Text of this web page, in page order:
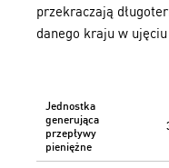
przekraczają
danego kraju w
Jednostka
generująca
przepływy
pieniężne